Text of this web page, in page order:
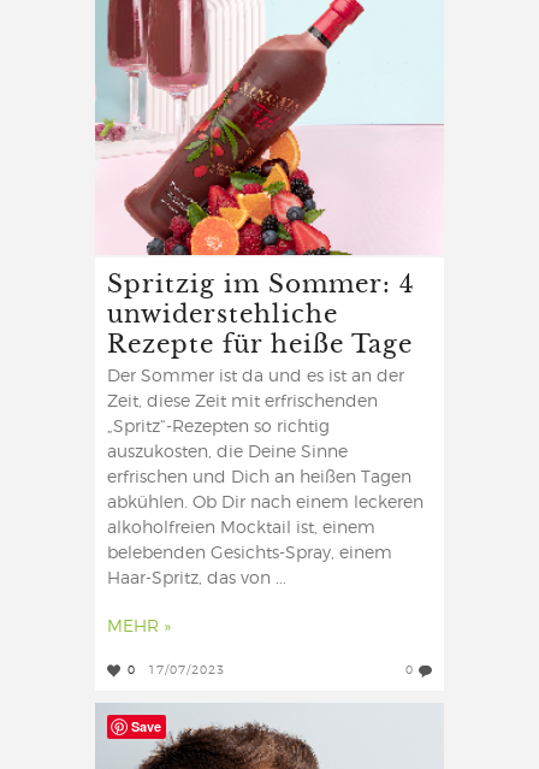
Spritzig im Sommer: 4
unwiderstehliche
Rezepte für heiße Tage
Der Sommer ist da und es ist an der
Zeit, diese Zeit mit erfrischenden
„Spritz“-Rezepten so richtig
auszukosten, die Deine Sinne
erfrischen und Dich an heißen Tagen
abkühlen. Ob Dir nach einem leckeren
alkoholfreien Mocktail ist, einem
belebenden Gesichts-Spray, einem
Haar-Spritz, das von ...
MEHR »
0 17/07/2023 0
Save